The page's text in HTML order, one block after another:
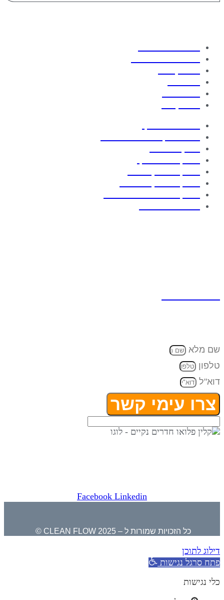
שם מלא
טלפון
דוא"ל
צרו עימי קשר
Facebook Linkedin
כל הזכויות שמורות ל – CLEAN FLOW 2025 ©
דילוג לתוכן
פתח סרגל נגישות
כלי נגישות